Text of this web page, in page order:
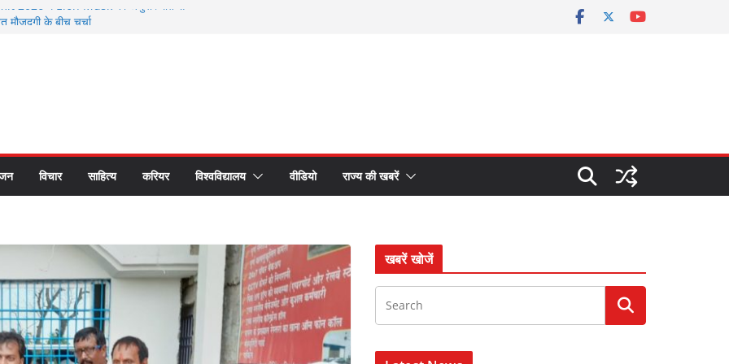
2026 में Elon Musk की अनुपस्थिति से
लोक अदालत के प्रचार प्रसार के लिए रथ रवाना
डॉ. राजकुमार चौधरी ने किया सम्मान
विचार साहित्य करियर विश्वविद्यालय वीडियो राज्य की खबरें
खबरें खोजें